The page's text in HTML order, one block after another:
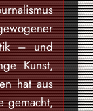
– und
Kunst,
hat aus
gemacht,